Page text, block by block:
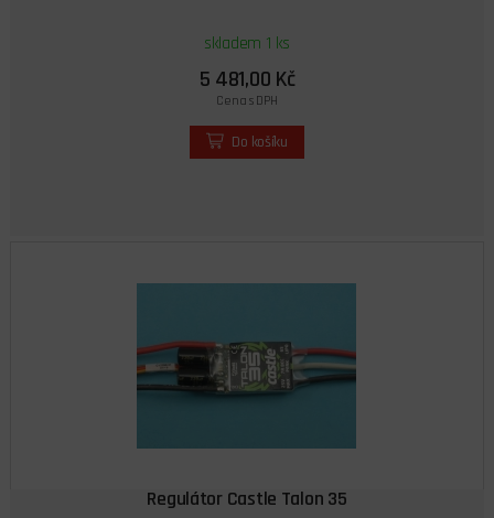
skladem 1 ks
5 481,00 Kč
Cena s DPH
Do košíku
Regulátor Castle Talon 35